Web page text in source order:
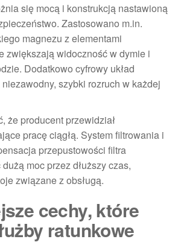
się mocą i konstrukcją nastawioną
Zastosowano m.in.
magnezu z elementami
zwiększają widoczność w dymie i
Dodatkowo cyfrowy układ
szybki rozruch w każdej
że producent przewidział
pracę ciągłą. System filtrowania i
przepustowości filtra
moc przez dłuższy czas,
związane z obsługą.
cechy, które
ratunkowe